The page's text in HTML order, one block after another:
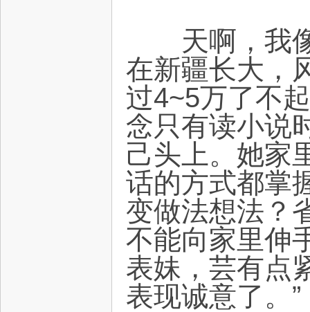
天啊，我像
在新疆长大，
过4~5万了不
念只有读小说
己头上。她家
话的方式都掌
变做法想法？
不能向家里伸
表妹，芸有点
表现诚意了。